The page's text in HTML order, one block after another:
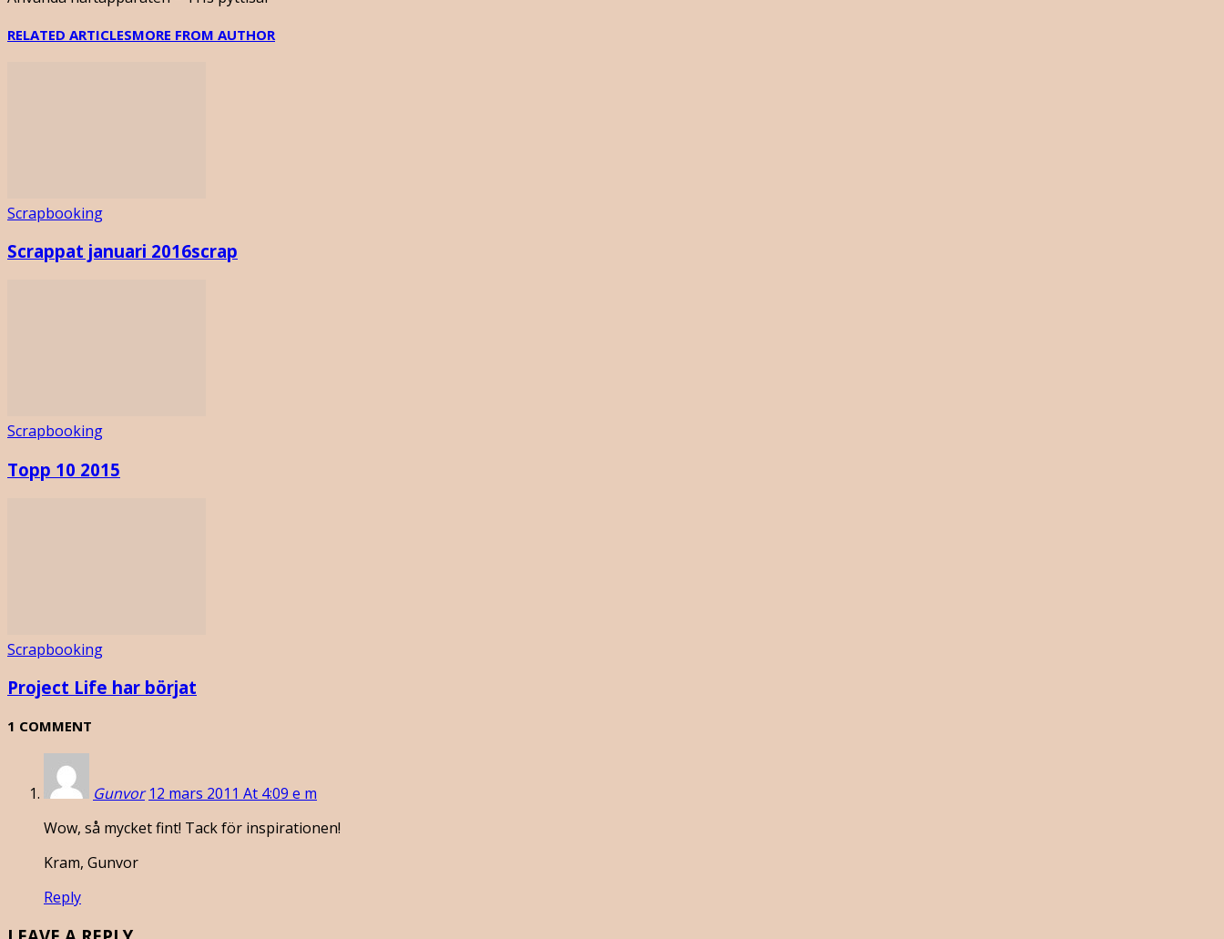
RELATED ARTICLESMORE FROM AUTHOR
Scrapbooking
Scrappat januari 2016scrap
Scrapbooking
Topp 10 2015
Scrapbooking
Project Life har börjat
1 COMMENT
Gunvor 12 mars 2011 At 4:09 e m
Wow, så mycket fint! Tack för inspirationen!
Kram, Gunvor
Reply